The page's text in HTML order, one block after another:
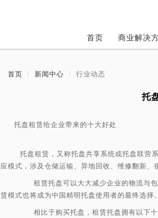
首页 商业解决
首页 新闻中心 行业动态
托
托盘租赁给企业带来的十大好处
托盘租赁，又称托盘共享系统或托盘联营系
应模式，涉及仓储运输、异地回收、维修翻新、
租赁托盘可以大大减少企业的物流与包
赁模式也将成为中国精明托盘使用者的最终选择。
相比于购买托盘，租赁托盘拥有以下十